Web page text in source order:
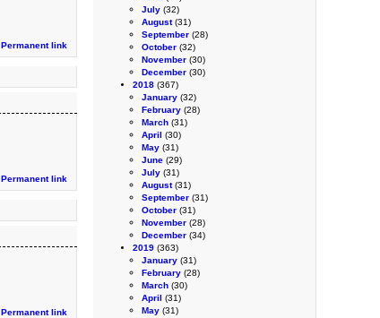
July (32)
August(31)
September (28)
October (32)
November (30)
December (30)
2018 (367)
January (32)
February (28)
March (31)
April (30)
May (31)
June (29)
July (31)
August(31)
September (31)
October (31)
November (28)
December (34)
2019 (363)
January (31)
February (28)
March (30)
April (31)
May (31)
Permanent link
Permanent link
Permanent link